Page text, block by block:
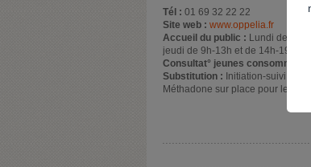
Tél : 01 69 32 22 22
Site web : www.oppelia.fr
Accueil du public : Lundi de 9h-
jeudi de 9h-13h et de 14h-19h30,
Consultat° jeunes
Substitution : Initiation-suivi et
Méthadone sur place pour les